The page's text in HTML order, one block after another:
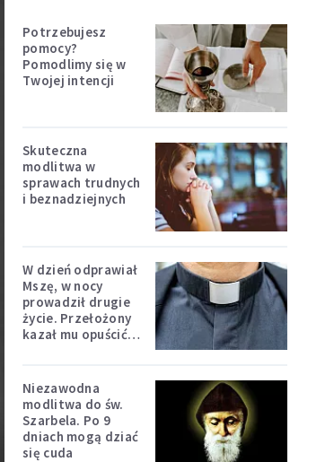
Potrzebujesz
pomocy?
Pomodlimy się w
Twojej intencji
Skuteczna
modlitwa w
sprawach trudnych
i beznadziejnych
W dzień odprawiał
Mszę, w nocy
prowadził drugie
życie. Przełożony
kazał mu opuścić
Niezawodna
modlitwa do św.
Szarbela. Po 9
dniach mogą dziać
się cuda